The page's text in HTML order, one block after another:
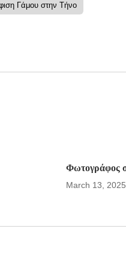
Γάμου στην Τήνο
Φωτογράφος
March 13, 2025